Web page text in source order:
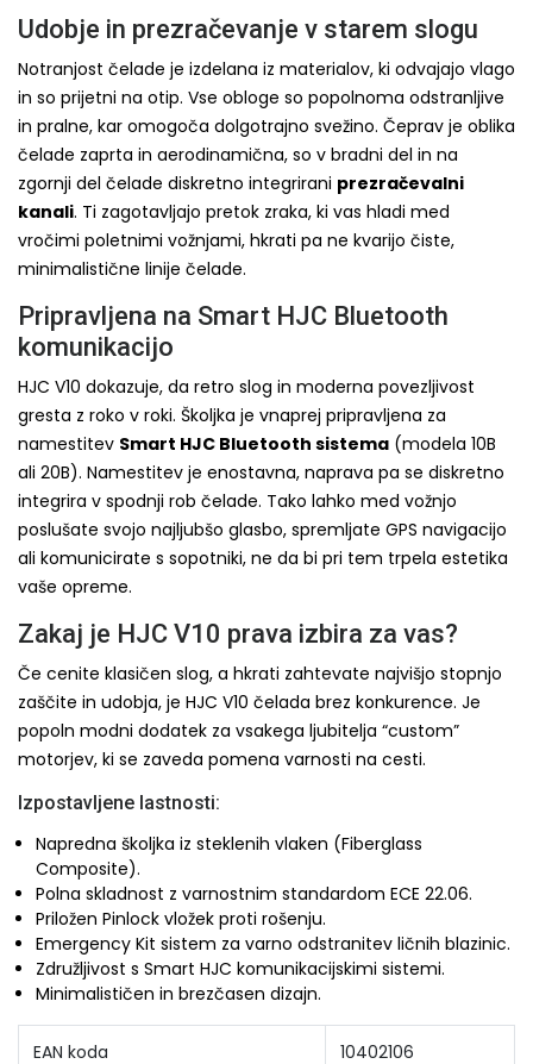
Udobje in prezračevanje v starem slogu
Notranjost čelade je izdelana iz materialov, ki odvajajo vlago
in so prijetni na otip. Vse obloge so popolnoma odstranljive
in pralne, kar omogoča dolgotrajno svežino. Čeprav je oblika
čelade zaprta in aerodinamična, so v bradni del in na
zgornji del čelade diskretno integrirani prezračevalni
kanali. Ti zagotavljajo pretok zraka, ki vas hladi med
vročimi poletnimi vožnjami, hkrati pa ne kvarijo čiste,
minimalistične linije čelade.
Pripravljena na Smart HJC Bluetooth
komunikacijo
HJC V10 dokazuje, da retro slog in moderna povezljivost
gresta z roko v roki. Školjka je vnaprej pripravljena za
namestitev Smart HJC Bluetooth sistema (modela 10B
ali 20B). Namestitev je enostavna, naprava pa se diskretno
integrira v spodnji rob čelade. Tako lahko med vožnjo
poslušate svojo najljubšo glasbo, spremljate GPS navigacijo
ali komunicirate s sopotniki, ne da bi pri tem trpela estetika
vaše opreme.
Zakaj je HJC V10 prava izbira za vas?
Če cenite klasičen slog, a hkrati zahtevate najvišjo stopnjo
zaščite in udobja, je HJC V10 čelada brez konkurence. Je
popoln modni dodatek za vsakega ljubitelja “custom”
motorjev, ki se zaveda pomena varnosti na cesti.
Izpostavljene lastnosti:
Napredna školjka iz steklenih vlaken (Fiberglass
Composite).
Polna skladnost z varnostnim standardom ECE 22.06.
Priložen Pinlock vložek proti rošenju.
Emergency Kit sistem za varno odstranitev ličnih blazinic.
Združljivost s Smart HJC komunikacijskimi sistemi.
Minimalističen in brezčasen dizajn.
EAN koda 10402106